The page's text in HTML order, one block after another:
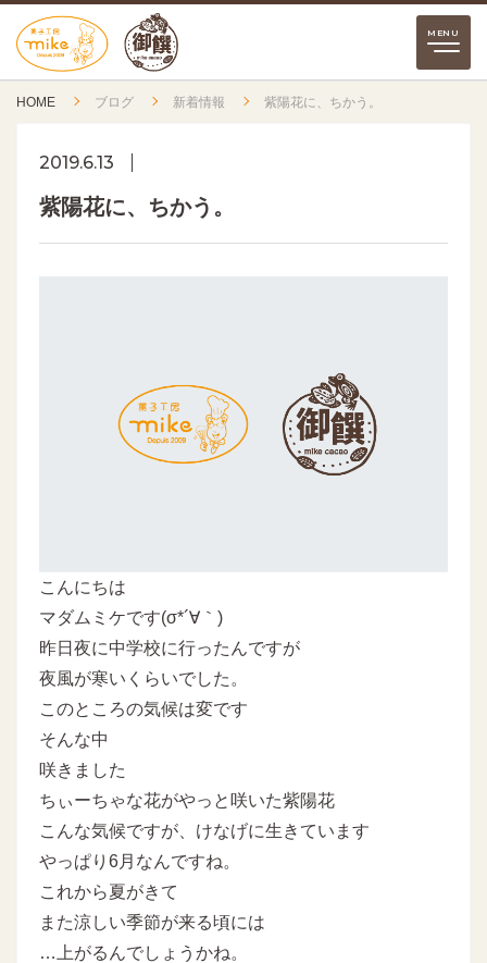
HOME ブログ 新着情報 紫陽花に、ちかう。
2019.6.13
紫陽花に、ちかう。
こんにちは
マダムミケです(σ*´∀｀)
昨日夜に中学校に行ったんですが
夜風が寒いくらいでした。
このところの気候は変です
そんな中
咲きました
ちぃーちゃな花がやっと咲いた紫陽花
こんな気候ですが、けなげに生きています
やっぱり6月なんですね。
これから夏がきて
また涼しい季節が来る頃には
…上がるんでしょうかね。